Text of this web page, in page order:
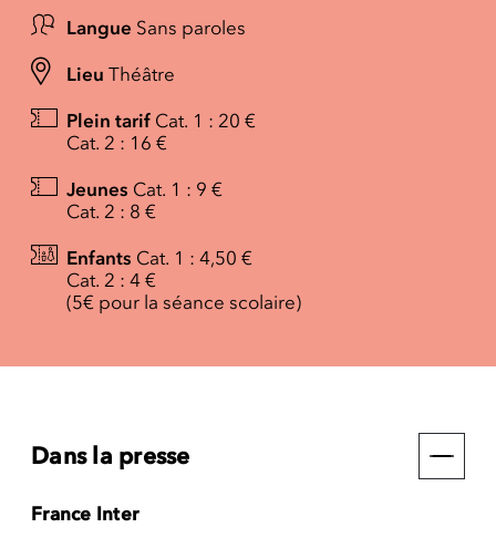
Langue Sans paroles
Lieu Théâtre
Plein tarif Cat. 1 : 20 €
Cat. 2 : 16 €
Jeunes Cat. 1 : 9 €
Cat. 2 : 8 €
Enfants Cat. 1 : 4,50 €
Cat. 2 : 4 €
(5€ pour la séance scolaire)
Dans la presse
France Inter